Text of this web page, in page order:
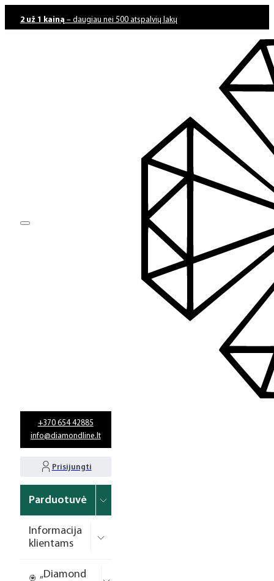
2 už 1 kainą – daugiau nei 500 atspalvių lakų
+370 654 42885
info@diamondline.lt
Prisijungti
Parduotuvė
Informacija
klientams
„Diamond